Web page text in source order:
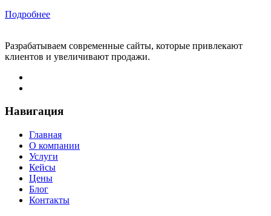
Подробнее
Разрабатываем современные сайты, которые привлекают
клиентов и увеличивают продажи.
Навигация
Главная
О компании
Услуги
Кейсы
Цены
Блог
Контакты